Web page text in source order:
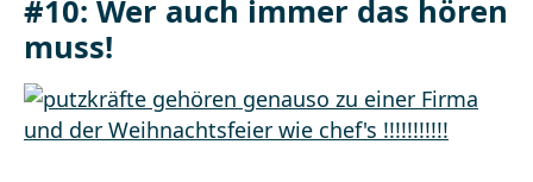
#10: Wer auch immer das hören
muss!